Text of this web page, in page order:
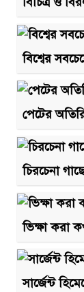
বিশ্বের
পেটের
চিরচেনা
ভিক্ষা করা
সার্জেন্ট